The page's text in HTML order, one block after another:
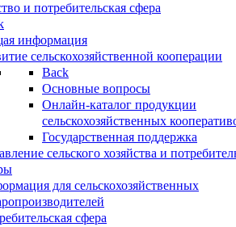
и потребительская сфера
информация
сельскохозяйственной кооперации
Back
Основные вопросы
Онлайн-каталог продукции
сельскохозяйственных
Государственная поддержка
сельского хозяйства и
для сельскохозяйственных
сфера